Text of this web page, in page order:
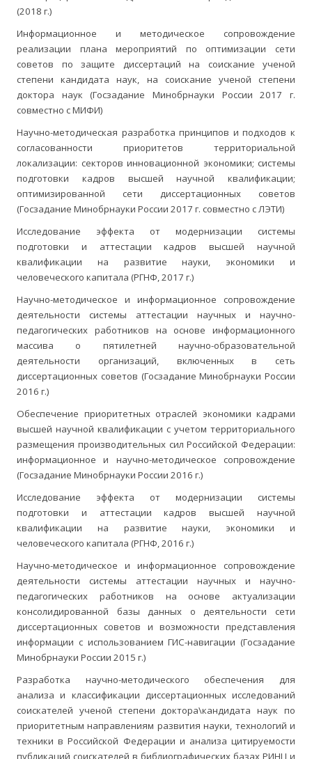
(2018 г.)
Информационное и методическое сопровождение
реализации плана мероприятий по оптимизации сети
советов по защите диссертаций на соискание ученой
степени кандидата наук, на соискание ученой степени
доктора наук (Госзадание Минобрнауки России 2017 г.
совместно с МИФИ)
Научно-методическая разработка принципов и подходов к
согласованности приоритетов территориальной
локализации: секторов инновационной экономики; системы
подготовки кадров высшей научной квалификации;
оптимизированной сети диссертационных советов
(Госзадание Минобрнауки России 2017 г. совместно с ЛЭТИ)
Исследование эффекта от модернизации системы
подготовки и аттестации кадров высшей научной
квалификации на развитие науки, экономики и
человеческого капитала (РГНФ, 2017 г.)
Научно-методическое и информационное сопровождение
деятельности системы аттестации научных и научно-
педагогических работников на основе информационного
массива о пятилетней научно-образовательной
деятельности организаций, включенных в сеть
диссертационных советов (Госзадание Минобрнауки России
2016 г.)
Обеспечение приоритетных отраслей экономики кадрами
высшей научной квалификации с учетом территориального
размещения производительных сил Российской Федерации:
информационное и научно-методическое сопровождение
(Госзадание Минобрнауки России 2016 г.)
Исследование эффекта от модернизации системы
подготовки и аттестации кадров высшей научной
квалификации на развитие науки, экономики и
человеческого капитала (РГНФ, 2016 г.)
Научно-методическое и информационное сопровождение
деятельности системы аттестации научных и научно-
педагогических работников на основе актуализации
консолидированной базы данных о деятельности сети
диссертационных советов и возможности представления
информации с использованием ГИС-навигации (Госзадание
Минобрнауки России 2015 г.)
Разработка научно-методического обеспечения для
анализа и классификации диссертационных исследований
соискателей ученой степени доктора\кандидата наук по
приоритетным направлениям развития науки, технологий и
техники в Российской Федерации и анализа цитируемости
публикаций соискателей в библиографических базах РИНЦ и